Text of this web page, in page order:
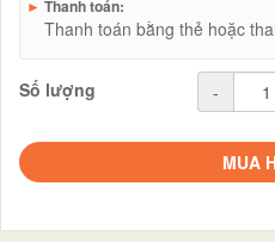
► Thanh toán:
Thanh toán bằng thẻ hoặc
Số lượng -
MUA